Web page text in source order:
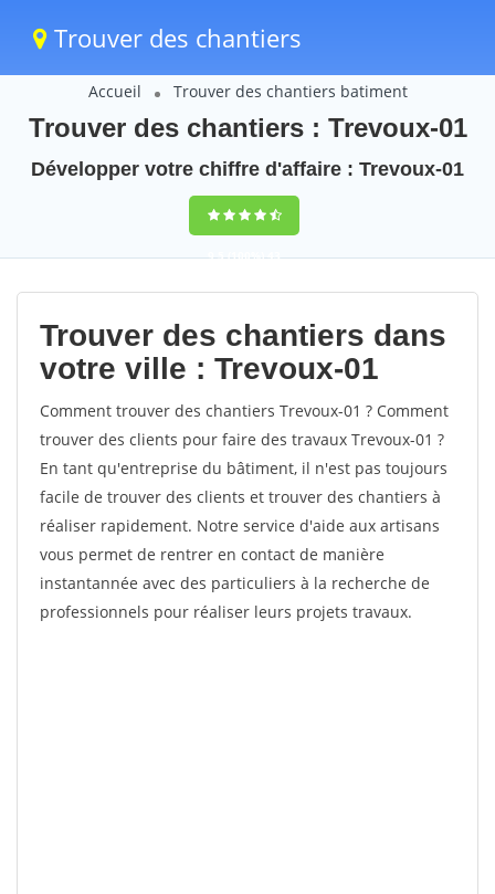
Trouver des chantiers
Accueil Trouver des chantiers batiment
Trouver des chantiers : Trevoux-01
Développer votre chiffre d'affaire : Trevoux-01
9,5(100%)43
votes
Trouver des chantiers dans
votre ville : Trevoux-01
Comment trouver des chantiers Trevoux-01 ? Comment
trouver des clients pour faire des travaux Trevoux-01 ?
En tant qu'entreprise du bâtiment, il n'est pas toujours
facile de trouver des clients et trouver des chantiers à
réaliser rapidement. Notre service d'aide aux artisans
vous permet de rentrer en contact de manière
instantannée avec des particuliers à la recherche de
professionnels pour réaliser leurs projets travaux.